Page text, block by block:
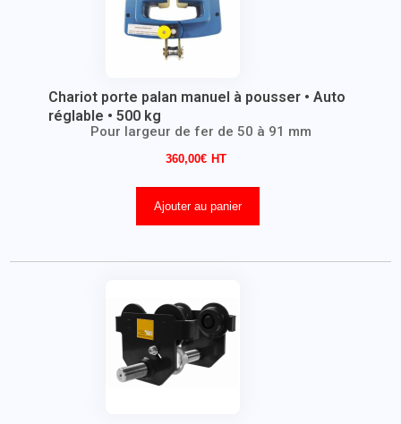
Chariot porte palan manuel à pousser • Auto
réglable • 500 kg
Pour largeur de fer de 50 à 91 mm
360,00€
Ajouter au panier